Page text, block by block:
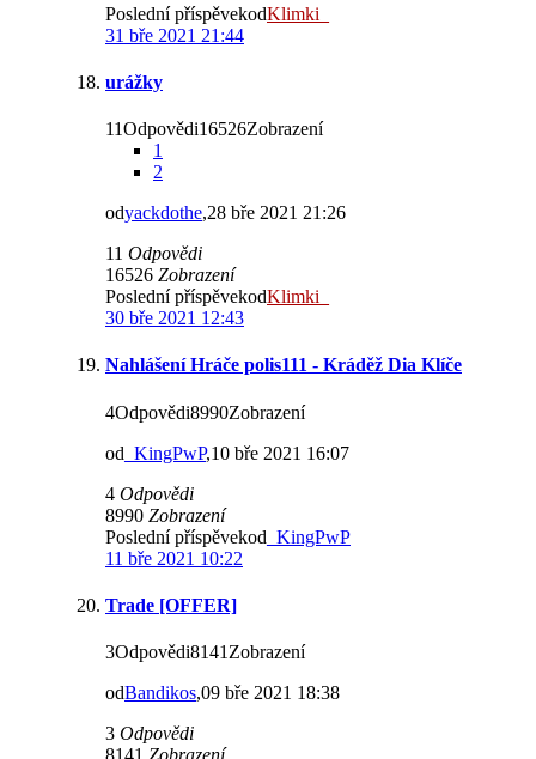
Poslední příspěvekodKlimki_
31 bře 2021 21:44
urážky
11Odpovědi16526Zobrazení
1
2
odyackdothe,28 bře 2021 21:26
11 Odpovědi
16526 Zobrazení
Poslední příspěvekodKlimki_
30 bře 2021 12:43
Nahlášení Hráče polis111 - Kráděž Dia Klíče
4Odpovědi8990Zobrazení
od _KingPwP,10 bře 2021 16:07
4 Odpovědi
8990 Zobrazení
Poslední příspěvekod _KingPwP
11 bře 2021 10:22
Trade [OFFER]
3Odpovědi8141Zobrazení
odBandikos,09 bře 2021 18:38
3 Odpovědi